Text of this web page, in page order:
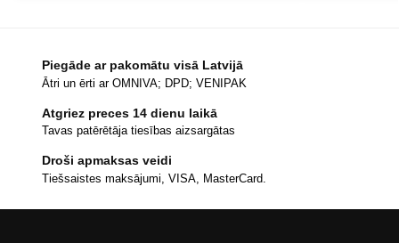
Piegāde ar pakomātu visā Latvijā
Ātri un ērti ar OMNIVA; DPD; VENIPAK
Atgriez preces 14 dienu laikā
Tavas patērētāja tiesības aizsargātas
Droši apmaksas veidi
Tiešsaistes maksājumi, VISA, MasterCard.